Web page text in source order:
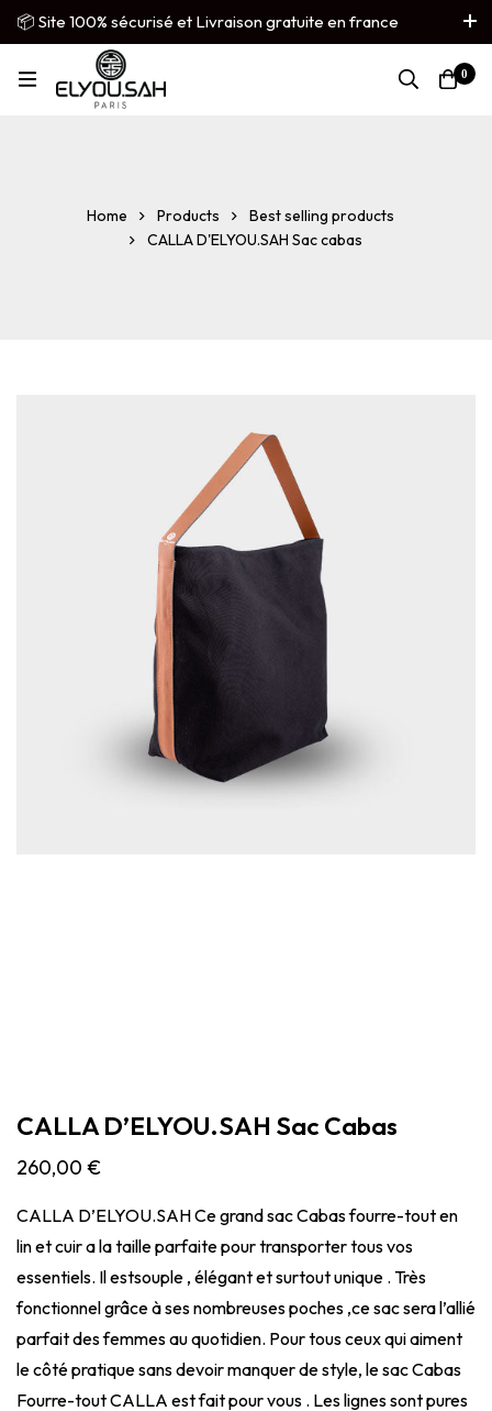
📦 Site 100% sécurisé et Livraison gratuite en france
métropolitaine
French ▼
0
Home Products
Best selling products
CALLA D'ELYOU.SAH Sac cabas
CALLA D’ELYOU.SAH Sac Cabas
260,00 €
CALLA D’ELYOU.SAH Ce grand sac Cabas fourre-tout en
lin et cuir a la taille parfaite pour transporter tous vos
essentiels. Il estsouple , élégant et surtout unique . Très
fonctionnel grâce à ses nombreuses poches ,ce sac sera l’allié
parfait des femmes au quotidien. Pour tous ceux qui aiment
le côté pratique sans devoir manquer de style, le sac Cabas
Fourre-tout CALLA est fait pour vous . Les lignes sont pures